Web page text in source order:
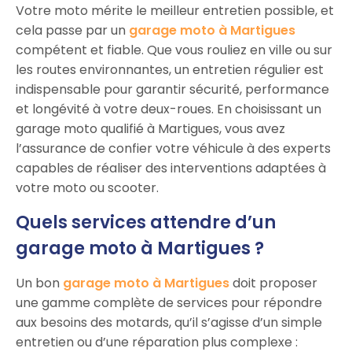
Votre moto mérite le meilleur entretien possible, et
cela passe par un garage moto à Martigues
compétent et fiable. Que vous rouliez en ville ou sur
les routes environnantes, un entretien régulier est
indispensable pour garantir sécurité, performance
et longévité à votre deux-roues. En choisissant un
garage moto qualifié à Martigues, vous avez
l’assurance de confier votre véhicule à des experts
capables de réaliser des interventions adaptées à
votre moto ou scooter.
Quels services attendre d’un
garage moto à Martigues ?
Un bon garage moto à Martiguesdoit proposer
une gamme complète de services pour répondre
aux besoins des motards, qu’il s’agisse d’un simple
entretien ou d’une réparation plus complexe :